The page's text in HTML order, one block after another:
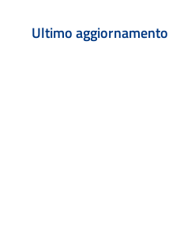
Ultimo aggiornamento